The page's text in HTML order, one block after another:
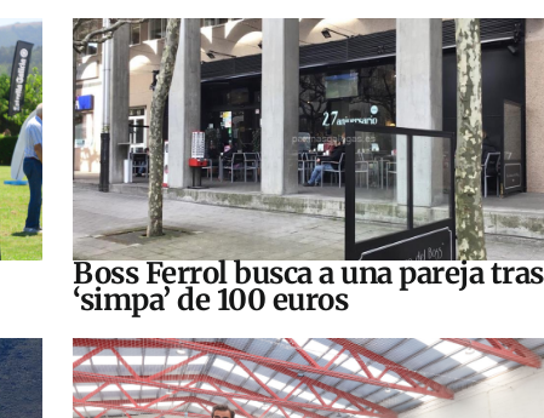
Boss Ferrol busca a una pareja
‘simpa’ de 100 euros